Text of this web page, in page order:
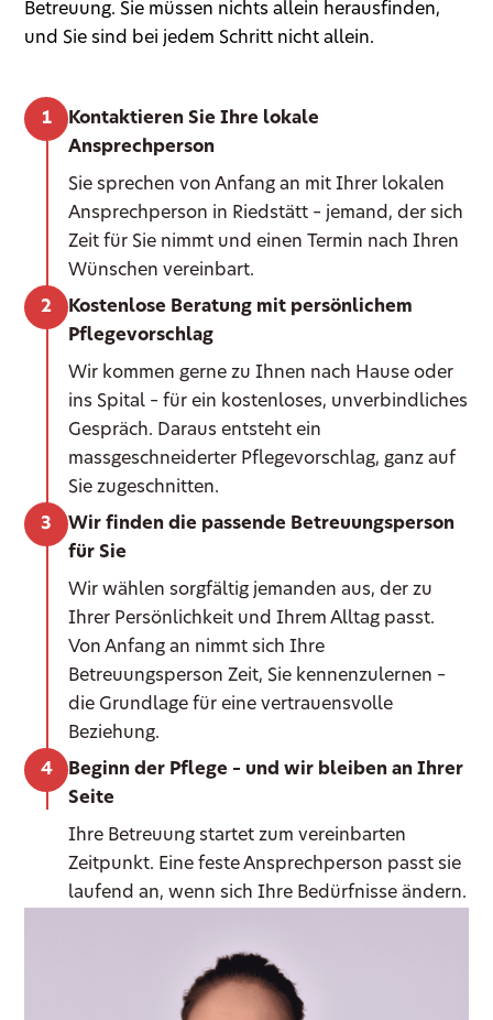
Betreuung. Sie müssen nichts allein herausfinden,
und Sie sind bei jedem Schritt nicht allein.
Kontaktieren Sie Ihre lokale
Ansprechperson
Sie sprechen von Anfang an mit Ihrer lokalen
Ansprechperson in Riedstätt – jemand, der sich
Zeit für Sie nimmt und einen Termin nach Ihren
Wünschen vereinbart.
Kostenlose Beratung mit persönlichem
Pflegevorschlag
Wir kommen gerne zu Ihnen nach Hause oder
ins Spital – für ein kostenloses, unverbindliches
Gespräch. Daraus entsteht ein
massgeschneiderter Pflegevorschlag, ganz auf
Sie zugeschnitten.
Wir finden die passende Betreuungsperson
für Sie
Wir wählen sorgfältig jemanden aus, der zu
Ihrer Persönlichkeit und Ihrem Alltag passt.
Von Anfang an nimmt sich Ihre
Betreuungsperson Zeit, Sie kennenzulernen –
die Grundlage für eine vertrauensvolle
Beziehung.
Beginn der Pflege – und wir bleiben an Ihrer
Seite
Ihre Betreuung startet zum vereinbarten
Zeitpunkt. Eine feste Ansprechperson passt sie
laufend an, wenn sich Ihre Bedürfnisse ändern.